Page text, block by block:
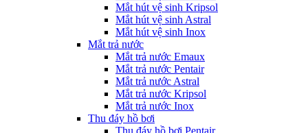
Mắt hút vệ sinh Kripsol
Mắt hút vệ sinh Astral
Mắt hút vệ sinh Inox
Mắt trả nước
Mắt trả nước Emaux
Mắt trả nước Pentair
Mắt trả nước Astral
Mắt trả nước Kripsol
Mắt trả nước Inox
Thu đáy hồ bơi
Thu đáy hồ bơi Pentair